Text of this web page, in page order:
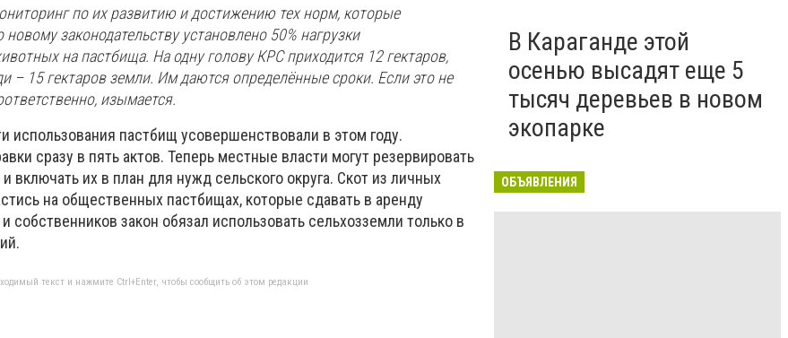
по их развитию и достижению тех норм, которые
законодательству установлено 50% нагрузки
на пастбища. На одну голову КРС приходится 12 гектаров,
– 15 гектаров земли. Им даются определённые сроки. Если это не
изымается.
использования пастбищ усовершенствовали в этом году.
сразу в пять актов. Теперь местные власти могут резервировать
включать их в план для нужд сельского округа. Скот из личных
на общественных пастбищах, которые сдавать в аренду
собственников закон обязал использовать сельхозземли только в
текст и нажмите Ctrl+Enter, чтобы сообщить об этом редакции
В Караганде этой
осенью высадят еще 5
тысяч деревьев в новом
экопарке
ОБЪЯВЛЕНИЯ